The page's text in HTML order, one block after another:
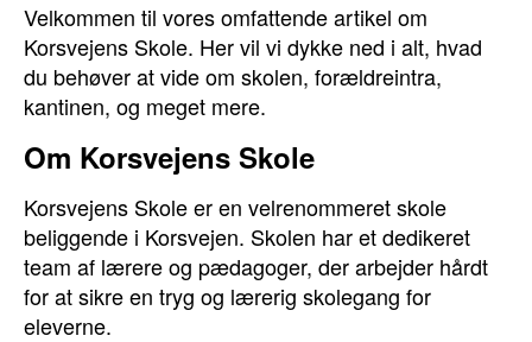
Velkommen til vores omfattende artikel om
Korsvejens Skole. Her vil vi dykke ned i alt, hvad
du behøver at vide om skolen, forældreintra,
kantinen, og meget mere.
Om Korsvejens Skole
Korsvejens Skole er en velrenommeret skole
beliggende i Korsvejen. Skolen har et dedikeret
team af lærere og pædagoger, der arbejder hårdt
for at sikre en tryg og lærerig skolegang for
eleverne.